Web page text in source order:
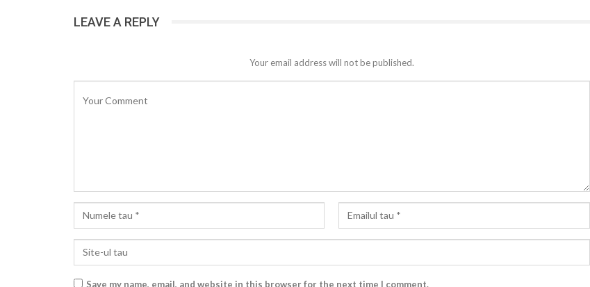
LEAVE A REPLY
Your email address will not be published.
Save my name, email, and website in this browser for the next time I comment.